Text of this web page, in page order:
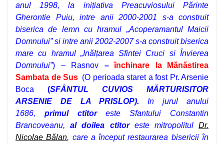
anul 1998, la inițiativa Preacuviosului Părinte
Gherontie Puiu, intre anii 2000-2001 s-a construit
biserica de lemn cu hramul „Acoperamantul Maicii
Domnului” si intre anii 2002-2007 s-a construit biserica
mare cu hramul „Inălțarea Sfintei Cruci si Învierea
Domnului”) – Rasnov – închinare la
Mănăstirea
Sambata de Sus (O perioada staret a fost Pr. Arsenie
Boca (SFÂNTUL CUVIOS MĂRTURISITOR
ARSENIE DE LA PRISLOP).
In jurul anului
1686, primul ctitoreste Sfantului Constantin
Brancoveanu,al doilea ctitoreste mitropolitulDr.
Nicolae Bălan, care a început restaurarea bisericii în